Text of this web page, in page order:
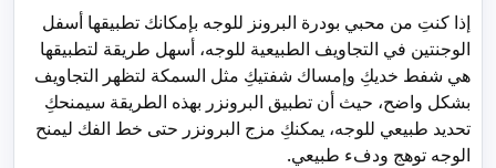
إذا كنتِ من محبي بودرة البرونز للوجه بإمكانك تطبيقها أسفل
الوجنتين في التجاويف الطبيعية للوجه، أسهل طريقة لتطبيقها
هي شفط خديكِ وإمساك شفتيكِ مثل السمكة لتظهر التجاويف
بشكل واضح، حيث أن تطبيق البرونزر بهذه الطريقة سيمنحكِ
تحديد طبيعي للوجه، يمكنكِ مزج البرونزر حتى خط الفك ليمنح
الوجه توهج ودفء طبيعي.